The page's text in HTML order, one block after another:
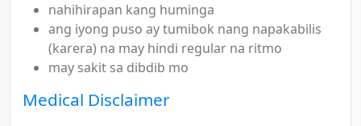
nahihirapan kang huminga
ang iyong puso ay tumibok nang napakabilis
(karera) na may hindi regular na ritmo
may sakit sa dibdib mo
Medical Disclaimer